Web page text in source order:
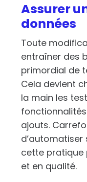
Assurer
données
Toute
entraîner des
primordial de
Cela devient
la main les
ajouts.
d’automatiser
cette pratique
et en qualité.